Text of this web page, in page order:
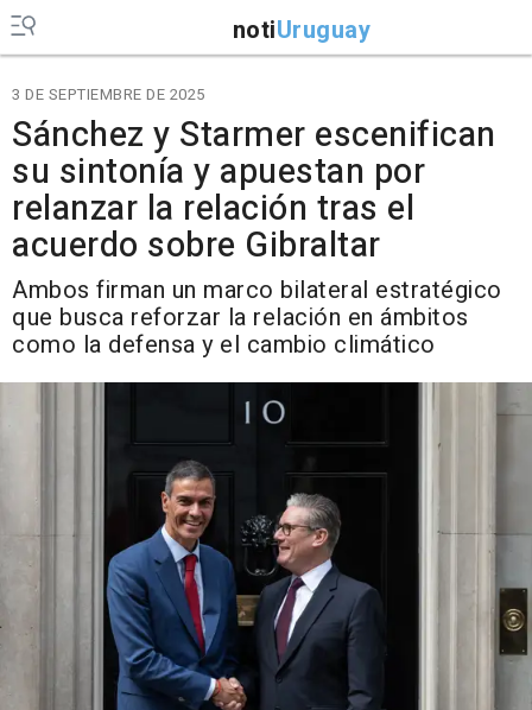
notiUruguay
3 DE SEPTIEMBRE DE 2025
Sánchez y Starmer escenifican
su sintonía y apuestan por
relanzar la relación tras el
acuerdo sobre Gibraltar
Ambos firman un marco bilateral estratégico
que busca reforzar la relación en ámbitos
como la defensa y el cambio climático